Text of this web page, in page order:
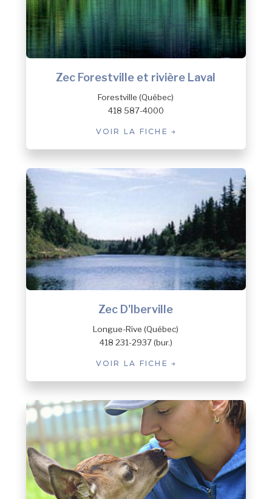
Zec Forestville et rivière Laval
Forestville (Québec)
418 587-4000
VOIR LA FICHE
Zec D'Iberville
Longue-Rive (Québec)
418 231-2937 (bur.)
VOIR LA FICHE